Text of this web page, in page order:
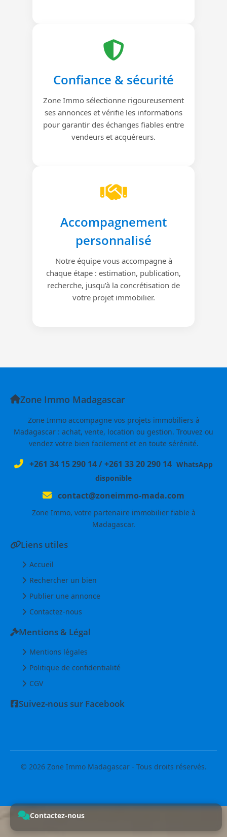
Confiance & sécurité
Zone Immo sélectionne rigoureusement
ses annonces et vérifie les informations
pour garantir des échanges fiables entre
vendeurs et acquéreurs.
Accompagnement
personnalisé
Notre équipe vous accompagne à
chaque étape : estimation, publication,
recherche, jusqu’à la concrétisation de
votre projet immobilier.
Zone Immo Madagascar
Zone Immo accompagne vos projets immobiliers à
Madagascar : achat, vente, location ou gestion. Trouvez ou
vendez votre bien facilement et en toute sérénité.
+261 34 15 290 14/+261 33 20 290 14 WhatsApp
disponible
contact@zoneimmo-mada.com
Zone Immo, votre partenaire immobilier fiable à
Madagascar.
Liens utiles
Accueil
Rechercher un bien
Publier une annonce
Contactez-nous
Mentions & Légal
Mentions légales
Politique de confidentialité
CGV
Suivez-nous sur Facebook
© 2026 Zone Immo Madagascar - Tous droits réservés.
Contactez-nous